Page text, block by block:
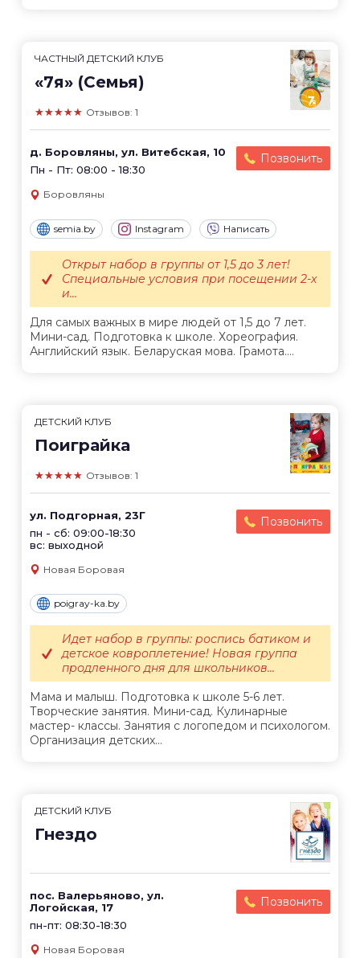
ЧАСТНЫЙ ДЕТСКИЙ КЛУБ
«7я» (Семья)
★★★★★ Отзывов: 1
д. Боровляны, ул. Витебская, 10
Пн - Пт: 08:00 - 18:30
Позвонить
Боровляны
semia.by Instagram Написать
Для самых важных в мире людей от 1,5 до 7 лет.
Мини-сад. Подготовка к школе. Хореография.
Английский язык. Беларуская мова. Грамота....
Открыт набор в группы от 1,5 до 3 лет!
Специальные условия при посещении 2-х
и...
ДЕТСКИЙ КЛУБ
Поиграйка
★★★★★ Отзывов: 1
ул. Подгорная, 23Г
пн - сб: 09:00-18:30
вc: выходной
Позвонить
Новая Боровая
poigray-ka.by
Мама и малыш. Подготовка к школе 5-6 лет.
Творческие занятия. Мини-сад. Кулинарные
мастер- классы. Занятия с логопедом и психологом.
Организация детских...
Идет набор в группы: роспись батиком и
детское ковроплетение! Новая группа
продленного дня для школьников...
ДЕТСКИЙ КЛУБ
Гнездо
пос. Валерьяново, ул.
Логойская, 17
пн-пт: 08:30-18:30
Позвонить
Новая Боровая